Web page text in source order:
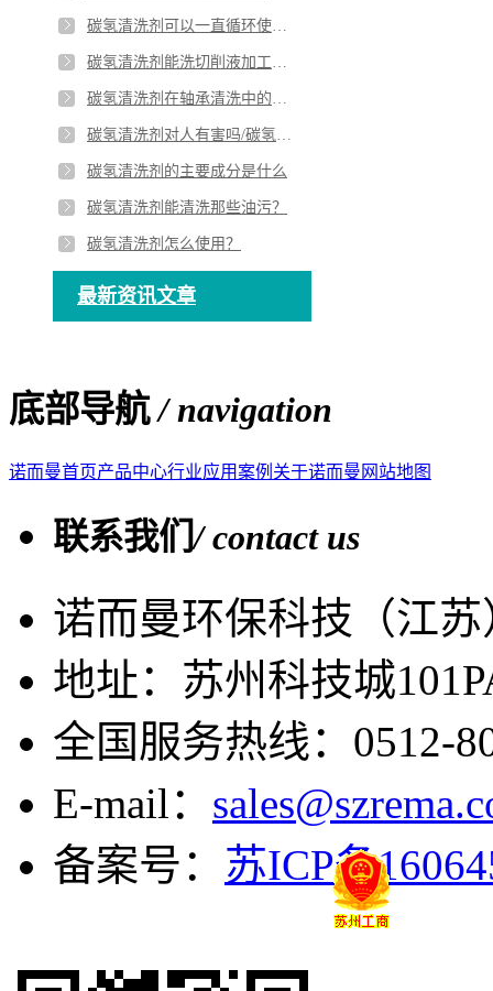
碳氢清洗剂可以一直循环使用么？
碳氢清洗剂能洗切削液加工后的零件吗？
碳氢清洗剂在轴承清洗中的应用
碳氢清洗剂对人有害吗/碳氢清洗剂使用需要注意哪些
碳氢清洗剂的主要成分是什么
碳氢清洗剂能清洗那些油污？
碳氢清洗剂怎么使用？
最新资讯文章
底部导航/ navigation
诺而曼首页产品中心行业应用案例 关于诺而曼 网站地图
联系我们/ contact us
诺而曼环保科技（江
地址：苏州科技城
全国服务热线：0512-
E-mail：
备案号： 苏ICP备